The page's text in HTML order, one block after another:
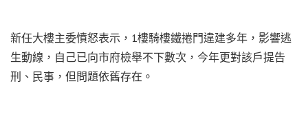
新任大樓主委憤怒表示，1樓騎樓鐵捲門違建多年，影響逃
生動線，自己已向市府檢舉不下數次，今年更對該戶提告
刑、民事，但問題依舊存在。